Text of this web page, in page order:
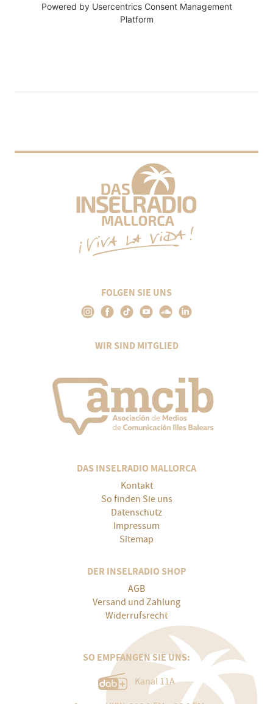
Powered by Usercentrics Consent Management
Platform
FOLGEN SIE UNS
WIR SIND MITGLIED
DAS INSELRADIO MALLORCA
Kontakt
So finden Sie uns
Datenschutz
Impressum
Sitemap
DER INSELRADIO SHOP
AGB
Versand und Zahlung
Widerrufsrecht
SO EMPFANGEN SIE UNS:
Kanal 11A